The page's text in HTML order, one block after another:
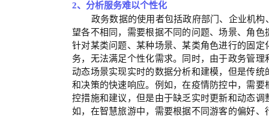
2、 分析服务难以个性化
政务数据的使用者包括政府部门、企业机
望各不相同，需要根据不同的问题、场景、角
针对某类问题、某种场景、某类角色进行的固
务，无法满足个性化需求。同时，由于政务管
动态场景实现实时的数据分析和建模，但是传
和决策的快速响应。例如，在疫情防控中，需
控措施和建议，但是由于缺乏实时更新和动态
如， 在智慧旅游中，需要根据不同游客的偏好